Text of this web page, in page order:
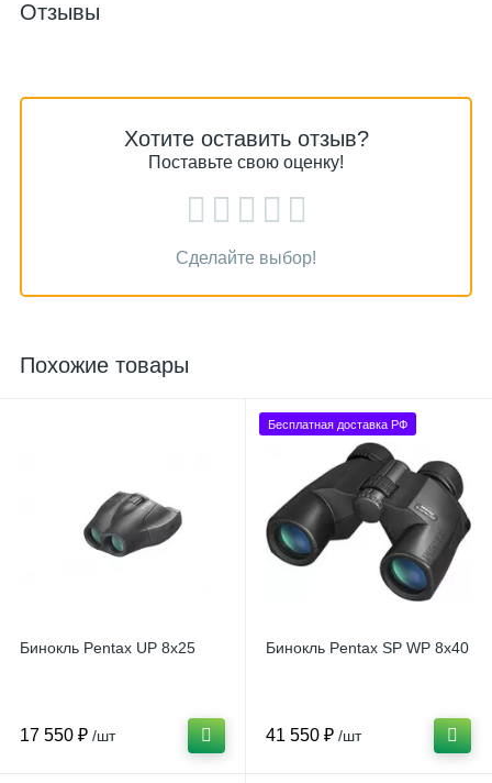
Отзывы
Хотите оставить отзыв?
Поставьте свою оценку!
Сделайте выбор!
Похожие товары
Бинокль Pentax UP 8x25
17 550 ₽ /шт
Бесплатная доставка РФ
Бинокль Pentax SP WP 8x40
41 550 ₽ /шт